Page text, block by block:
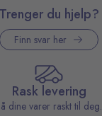
Trenger du hjelp?
Finn svar her
Rask levering
dine varer raskt til deg.